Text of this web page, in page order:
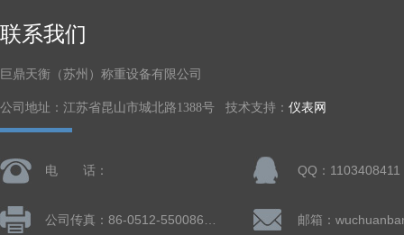
联系我们
巨鼎天衡（苏州）称重设备有限公司
公司地址：江苏省昆山市城北路1388号 技术支持： 仪表网
电 话： QQ：1103408411